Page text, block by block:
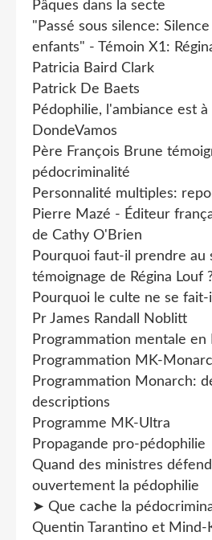
Pâques dans la secte
"Passé sous silence:
enfants" - Témoin X1:
Patricia Baird Clark
Patrick De Baets
Pédophilie, l'ambiance est
DondeVamos
Père François Brune
pédocriminalité
Personnalité multiples:
Pierre Mazé - Éditeur
de Cathy O'Brien
Pourquoi faut-il prendre au
témoignage de Régina Louf
Pourquoi le culte ne se
Pr James Randall Noblitt
Programmation mentale en
Programmation MK-
Programmation Monarch:
descriptions
Programme MK-Ultra
Propagande pro-pédophilie
Quand des ministres
ouvertement la pédophilie
➤ Que cache la
Quentin Tarantino et Mind-